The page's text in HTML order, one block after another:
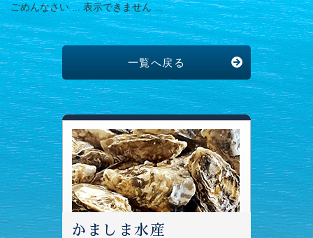
ごめんなさい ... 表示できません ...
一覧へ戻る
かましま水産